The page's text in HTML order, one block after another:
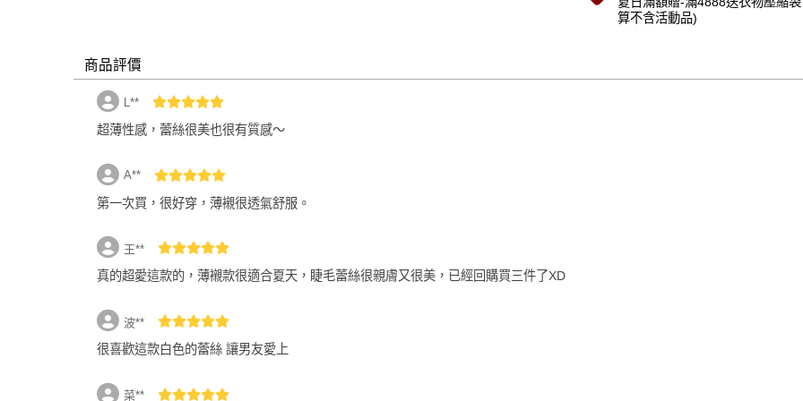
算不含活動品)
商品評價
L**
超薄性感，蕾絲很美也很有質感～
A**
第一次買，很好穿，薄襯很透氣舒服。
王**
真的超愛這款的，薄襯款很適合夏天，睫毛蕾絲很親膚又很美，已經回購買三件了XD
波**
很喜歡這款白色的蕾絲 讓男友愛上
菜**